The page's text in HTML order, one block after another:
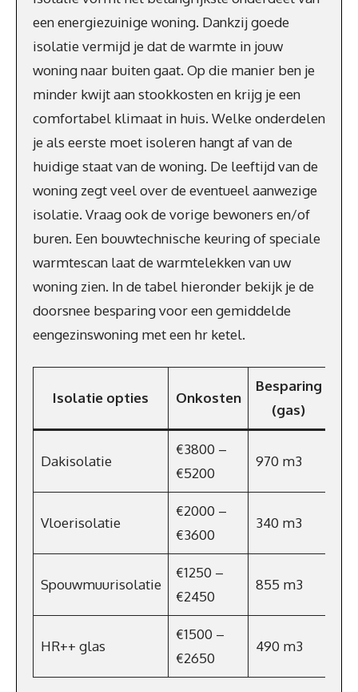
een energiezuinige woning. Dankzij goede
isolatie vermijd je dat de warmte in jouw
woning naar buiten gaat. Op die manier ben je
minder kwijt aan stookkosten en krijg je een
comfortabel klimaat in huis. Welke onderdelen
je als eerste moet isoleren hangt af van de
huidige staat van de woning. De leeftijd van de
woning zegt veel over de eventueel aanwezige
isolatie. Vraag ook de vorige bewoners en/of
buren. Een bouwtechnische keuring of speciale
warmtescan laat de warmtelekken van uw
woning zien. In de tabel hieronder bekijk je de
doorsnee besparing voor een gemiddelde
eengezinswoning met een hr ketel.
Isolatie opties Onkosten
Besparing
(gas)
Dakisolatie
€3800 –
€5200
970 m3
Vloerisolatie
€2000 –
€3600
340 m3
Spouwmuurisolatie
€1250 –
€2450
855 m3
HR++ glas
€1500 –
€2650
490 m3